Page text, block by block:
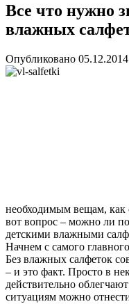
Все что нужно
влажных
Опубликовано
необходимым вещам,
вот вопрос – можно ли
детскими влажными
Начнем с самого
Без влажных салфеток
– и это факт. Просто в
действительно
ситуациям можно